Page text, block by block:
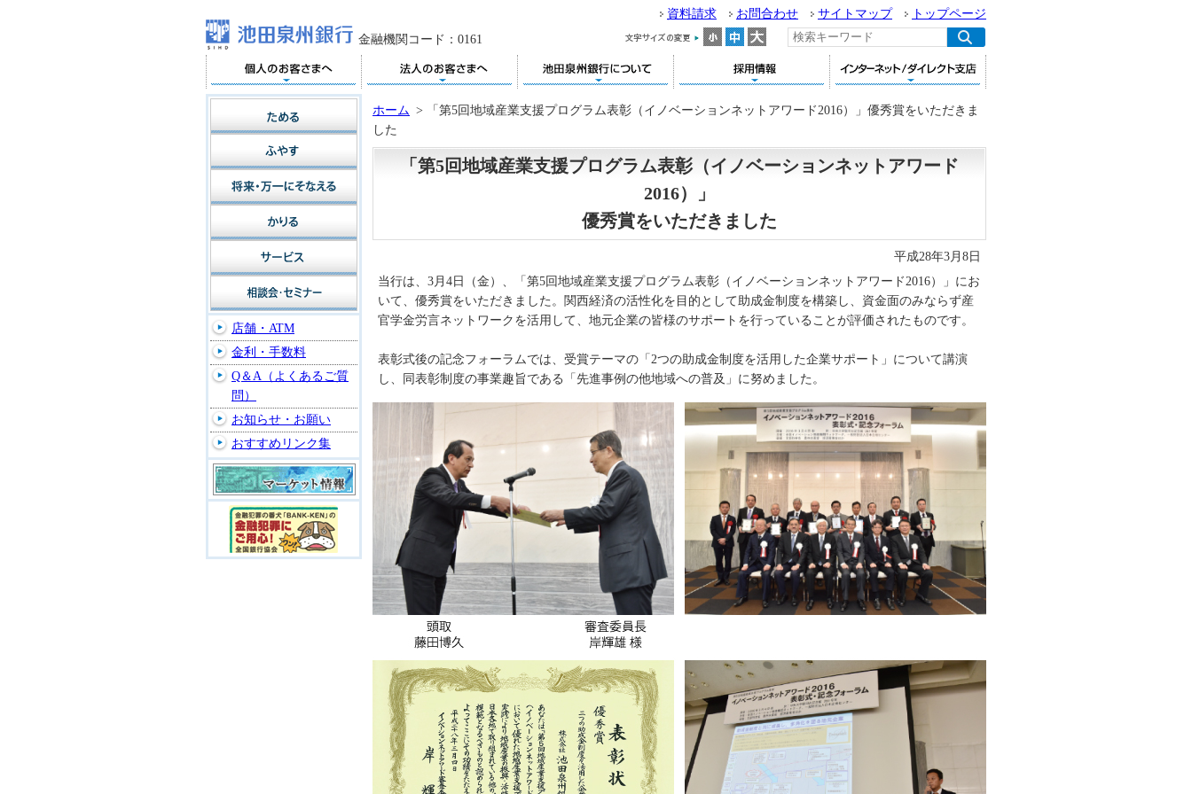
金融機関コード：0161
資料請求 お問合わせ サイトマップ トップページ
ホーム >
「第5回地域産業支援プログラム表彰（イノベーションネットアワード2016）」優秀賞をいただきま
した
「第5回地域産業支援プログラム表彰（イノベーションネットアワード
2016）」
優秀賞をいただきました
平成28年3月8日
当行は、3月4日（金）、「第5回地域産業支援プログラム表彰（イノベーションネットアワード2016）」にお
いて、優秀賞をいただきました。関西経済の活性化を目的として助成金制度を構築し、資金面のみならず産
官学金労言ネットワークを活用して、地元企業の皆様のサポートを行っていることが評価されたものです。
表彰式後の記念フォーラムでは、受賞テーマの「2つの助成金制度を活用した企業サポート」について講演
し、同表彰制度の事業趣旨である「先進事例の他地域への普及」に努めました。
店舗・ATM
金利・手数料
Q＆A（よくあるご質
問）
お知らせ・お願い
おすすめリンク集